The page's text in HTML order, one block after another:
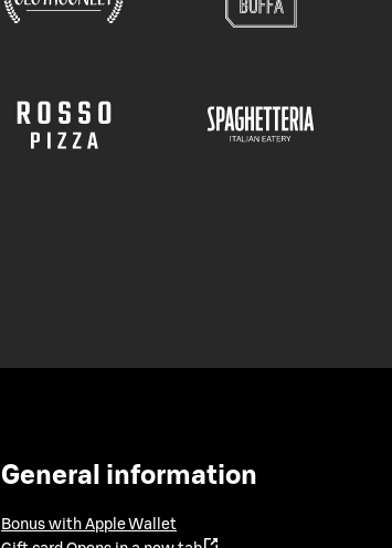
General information
Bonus with Apple Wallet